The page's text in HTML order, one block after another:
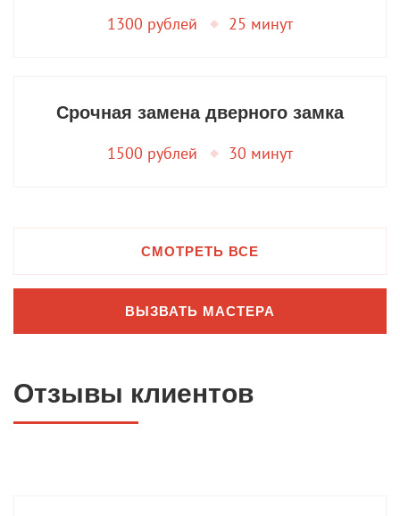
1300 рублей 25 минут
Срочная замена дверного замка
1500 рублей 30 минут
СМОТРЕТЬ ВСЕ
ВЫЗВАТЬ МАСТЕРА
Отзывы клиентов